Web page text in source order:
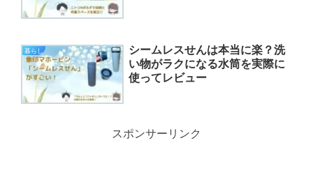
暮らし
シームレスせんは本当に楽？洗
い物がラクになる水筒を実際に
使ってレビュー
スポンサーリンク